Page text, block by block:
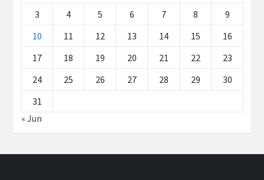
3
4 5 6 7 8
9
10
11 12 13 14 15
16
17
18 19 20 21 22
23
24
25 26 27 28 29
30
31
« Jun